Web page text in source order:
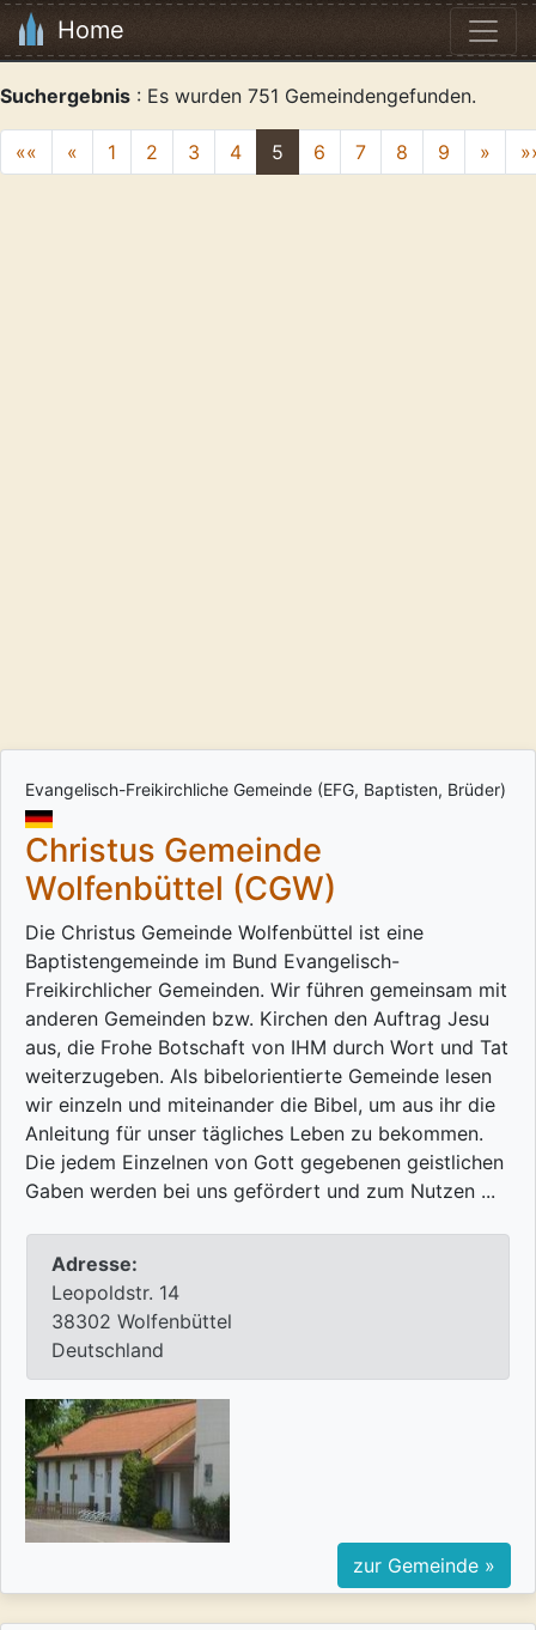
Home
Suchergebnis : Es wurden 751 Gemeindengefunden.
«« « 1 2 3 4 5 6 7 8 9 »
Evangelisch-Freikirchliche Gemeinde (EFG, Baptisten, Brüder)
Christus Gemeinde
Wolfenbüttel (CGW)
Die Christus Gemeinde Wolfenbüttel ist eine
Baptistengemeinde im Bund Evangelisch-
Freikirchlicher Gemeinden. Wir führen gemeinsam mit
anderen Gemeinden bzw. Kirchen den Auftrag Jesu
aus, die Frohe Botschaft von IHM durch Wort und Tat
weiterzugeben. Als bibelorientierte Gemeinde lesen
wir einzeln und miteinander die Bibel, um aus ihr die
Anleitung für unser tägliches Leben zu bekommen.
Die jedem Einzelnen von Gott gegebenen geistlichen
Gaben werden bei uns gefördert und zum Nutzen ...
Adresse:
Leopoldstr. 14
38302 Wolfenbüttel
Deutschland
zur Gemeinde »